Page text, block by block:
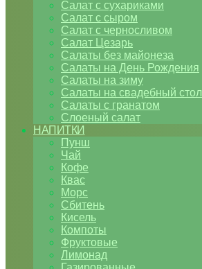
Салат с сухариками
Салат с сыром
Салат с черносливом
Салат Цезарь
Салаты без майонеза
Салаты на День Рождения
Салаты на зиму
Салаты на свадебный стол
Салаты с гранатом
Слоеный салат
НАПИТКИ
Пунш
Чай
Кофе
Квас
Морс
Сбитень
Кисель
Компоты
Фруктовые
Лимонад